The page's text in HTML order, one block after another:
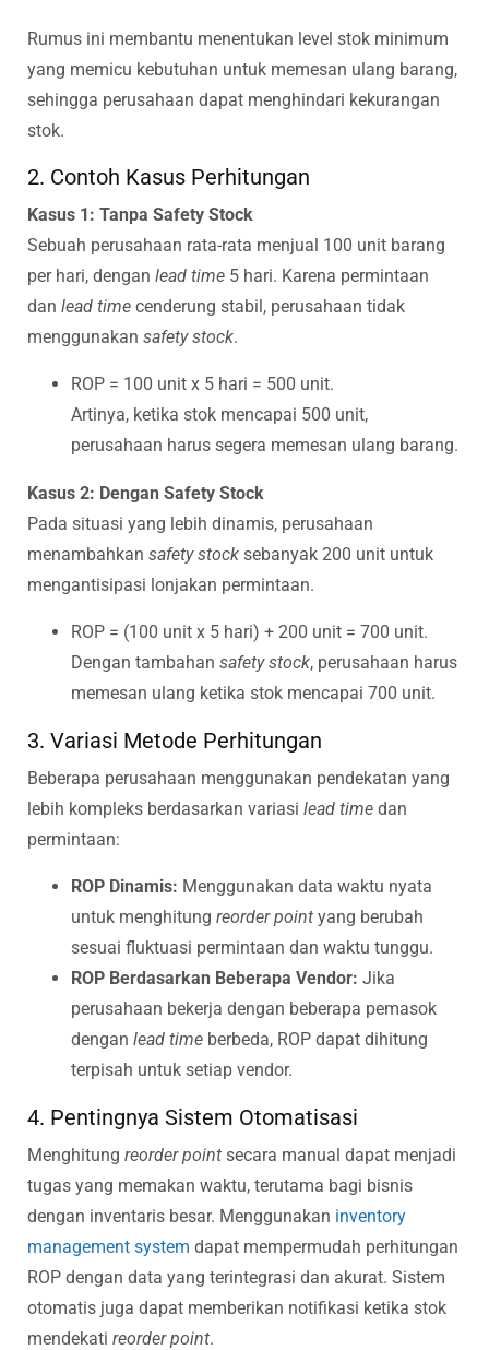
Rumus ini membantu menentukan level stok minimum
yang memicu kebutuhan untuk memesan ulang barang,
sehingga perusahaan dapat menghindari kekurangan
stok.
2. Contoh Kasus Perhitungan
Kasus 1: Tanpa Safety Stock
Sebuah perusahaan rata-rata menjual 100 unit barang
per hari, dengan lead time 5 hari. Karena permintaan
dan lead time cenderung stabil, perusahaan tidak
menggunakan safety stock.
ROP = 100 unit x 5 hari = 500 unit.
Artinya, ketika stok mencapai 500 unit,
perusahaan harus segera memesan ulang barang.
Kasus 2: Dengan Safety Stock
Pada situasi yang lebih dinamis, perusahaan
menambahkan safety stock sebanyak 200 unit untuk
mengantisipasi lonjakan permintaan.
ROP = (100 unit x 5 hari) + 200 unit = 700 unit.
Dengan tambahan safety stock, perusahaan harus
memesan ulang ketika stok mencapai 700 unit.
3. Variasi Metode Perhitungan
Beberapa perusahaan menggunakan pendekatan yang
lebih kompleks berdasarkan variasi lead time dan
permintaan:
ROP Dinamis: Menggunakan data waktu nyata
untuk menghitung reorder point yang berubah
sesuai fluktuasi permintaan dan waktu tunggu.
ROP Berdasarkan Beberapa Vendor: Jika
perusahaan bekerja dengan beberapa pemasok
dengan lead time berbeda, ROP dapat dihitung
terpisah untuk setiap vendor.
4. Pentingnya Sistem Otomatisasi
Menghitung reorder point secara manual dapat menjadi
tugas yang memakan waktu, terutama bagi bisnis
dengan inventaris besar. Menggunakan inventory
management system dapat mempermudah perhitungan
ROP dengan data yang terintegrasi dan akurat. Sistem
otomatis juga dapat memberikan notifikasi ketika stok
mendekati reorder point.